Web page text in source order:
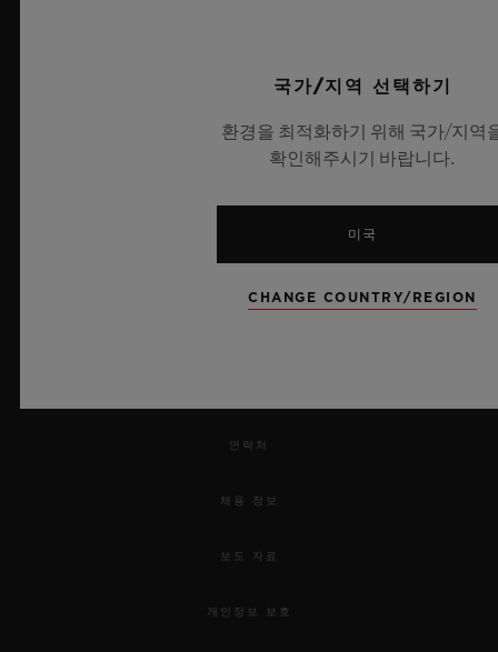
연락처
채용 정보
보도 자료
개인정보 보호
국가/지역 선택하기
환경을 최적화하기 위해 국가/지역
확인해주시기 바랍니다.
미국
CHANGE COUNTRY/REGION